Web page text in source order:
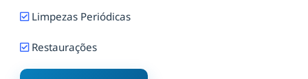
Limpezas Periódicas
Restaurações